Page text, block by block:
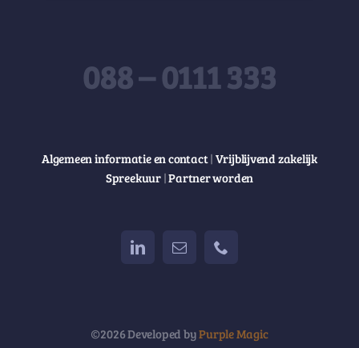
088 – 0111 333
Algemeen informatie en contact| Vrijblijvend zakelijk
Spreekuur |Partner worden
©2026 Developed byPurple Magic